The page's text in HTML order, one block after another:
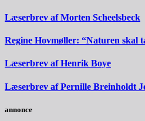
Læserbrev af Morten Scheelsbeck
Regine Hovmøller: “Naturen skal
Læserbrev af Henrik Boye
Læserbrev af Pernille Breinholdt
annonce